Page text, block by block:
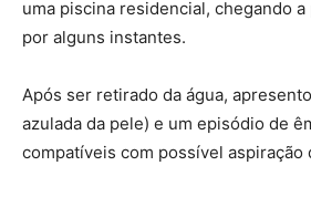
uma piscina residencial, chegando
por alguns instantes.
Após ser retirado da água,
azulada da pele) e um episódio de
compatíveis com possível aspiração